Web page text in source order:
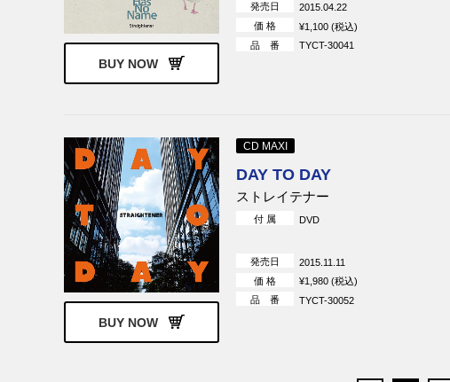
BUY NOW
発売日
2015.04.22
価 格
¥1,100 (税込)
品 番
TYCT-30041
BUY NOW
CD MAXI
DAY TO DAY
ストレイテナー
付 属 DVD
発売日
2015.11.11
価 格
¥1,980 (税込)
品 番
TYCT-30052